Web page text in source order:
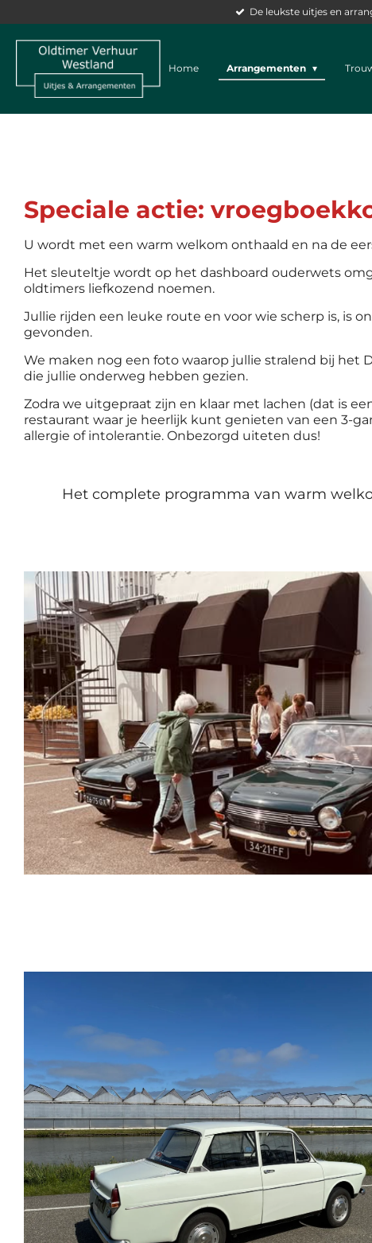
naar
hoofdinhoud
De leukste uitjes en
Home Arrangementen
Speciale actie:
U wordt met een warm welkom onthaald en na de
Het sleuteltje wordt op het dashboard ouderwets
oldtimers liefkozend noemen.
Jullie rijden een leuke route en voor wie scherp is, is
gevonden.
We maken nog een foto waarop jullie stralend bij
die jullie onderweg hebben gezien.
Zodra we uitgepraat zijn en klaar met lachen (dat is
restaurant waar je heerlijk kunt genieten van een 3-
allergie of intolerantie. Onbezorgd uiteten dus!
Het complete programma van warm